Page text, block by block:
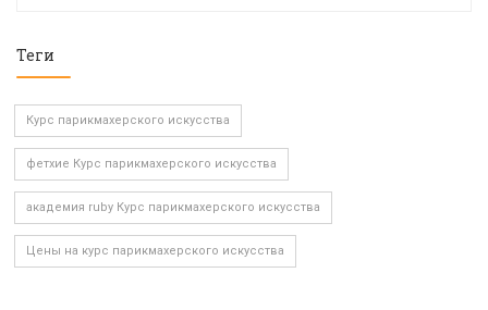
Теги
Курс парикмахерского искусства
фетхие Курс парикмахерского искусства
академия ruby Курс парикмахерского искусства
Цены на курс парикмахерского искусства